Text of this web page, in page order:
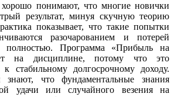
понимают, что многие новички
результат, минуя скучную теорию
показывает, что такие попытки
разочарованием и потерей
полностью. Программа «Прибыль на
на дисциплине, потому что это
стабильному долгосрочному доходу.
что фундаментальные знания
удачи или случайного везения на